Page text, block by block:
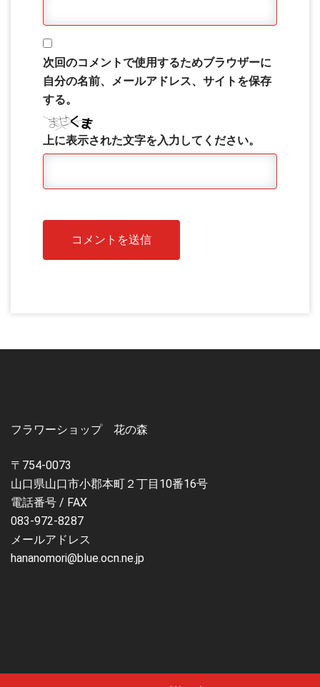
次回のコメントで使用するためブラウザーに
自分の名前、メールアドレス、サイトを保存
する。
上に表示された文字を入力してください。
フラワーショップ 花の森
〒754-0073
山口県山口市小郡本町２丁目10番16号
電話番号 / FAX
083-972-8287
メールアドレス
hananomori@blue.ocn.ne.jp